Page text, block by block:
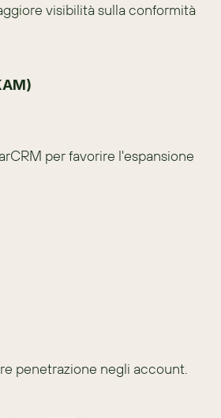
visibilità sulla conformità
per favorire l'espansione
penetrazione negli account.